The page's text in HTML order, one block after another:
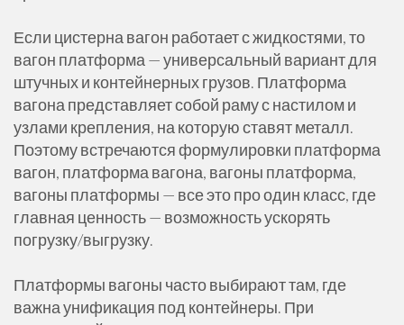
Если цистерна вагон работает с жидкостями, то
вагон платформа — универсальный вариант для
штучных и контейнерных грузов. Платформа
вагона представляет собой раму с настилом и
узлами крепления, на которую ставят металл.
Поэтому встречаются формулировки платформа
вагон, платформа вагона, вагоны платформа,
вагоны платформы — все это про один класс, где
главная ценность — возможность ускорять
погрузку/выгрузку.
Платформы вагоны часто выбирают там, где
важна унификация под контейнеры. При